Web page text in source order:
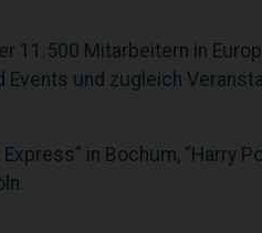
11.500 Mitarbeitern in
Events und zugleich
in Bochum, “Harry